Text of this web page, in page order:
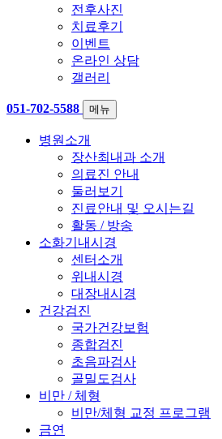
전후사진
치료후기
이벤트
온라인 상담
갤러리
051-702-5588 메뉴
병원소개
장산최내과 소개
의료진 안내
둘러보기
진료안내 및 오시는길
활동 / 방송
소화기내시경
센터소개
위내시경
대장내시경
건강검진
국가건강보험
종합검진
초음파검사
골밀도검사
비만 / 체형
비만/체형 교정 프로그램
금연